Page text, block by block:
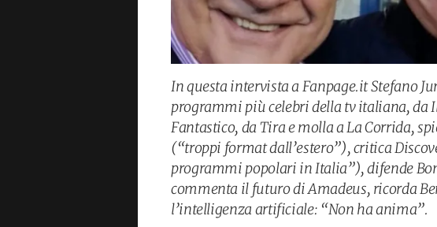
In questa intervista a Fanpage.it Stefano
programmi più celebri della tv italiana, da
Fantastico, da Tira e molla a La Corrida,
(“troppi format dall’estero”), critica
programmi popolari in Italia”), difende
commenta il futuro di Amadeus, ricorda
l’intelligenza artificiale: “Non ha anima”.